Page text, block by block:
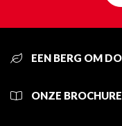
EEN BERG OM
ONZE